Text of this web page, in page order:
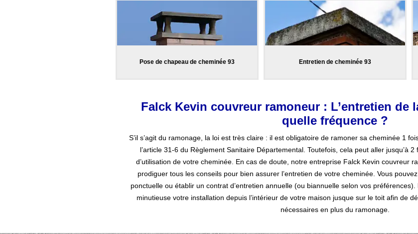
Pose de chapeau de cheminée 93 Entretien de cheminée 93
Falck Kevin couvreur ramoneur : L’entretien de
quelle fréquence ?
S’il s’agit du ramonage, la loi est très claire : il est obligatoire de ramoner sa cheminée 1
l’article 31-6 du Règlement Sanitaire Départemental. Toutefois, cela peut aller jusqu’à
d’utilisation de votre cheminée. En cas de doute, notre entreprise Falck Kevin couvreur
prodiguer tous les conseils pour bien assurer l’entretien de votre cheminée. Vous
ponctuelle ou établir un contrat d’entretien annuelle (ou biannuelle selon vos
minutieuse votre installation depuis l’intérieur de votre maison jusque sur le toit afin de
nécessaires en plus du ramonage.